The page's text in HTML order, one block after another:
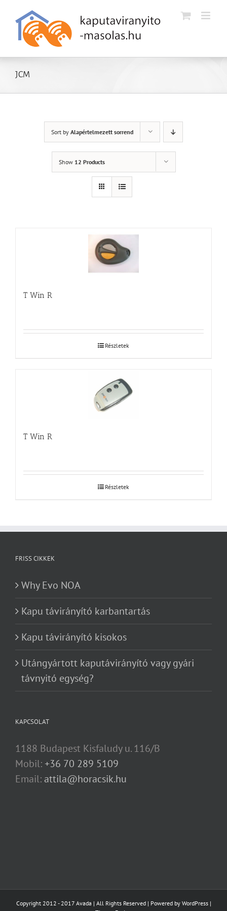
Kihagyás
JCM
Sort by Alapértelmezett sorrend
Show 12 Products
T Win R
Részletek
T Win R
Részletek
FRISS CIKKEK
Why Evo NOA
Kapu távirányító karbantartás
Kapu távirányító kisokos
Utángyártott kaputávirányító vagy gyári
távnyitó egység?
KAPCSOLAT
1188 Budapest Kisfaludy u. 116/B
Mobil:+36 70 289 5109
Email: attila@horacsik.hu
Copyright 2012 - 2017 Avada | All Rights Reserved | Powered by WordPress|